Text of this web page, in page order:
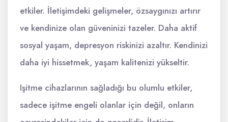
etkiler. İletişimdeki gelişmeler, özsaygınızı artırır
ve kendinize olan güveninizi tazeler. Daha aktif
sosyal yaşam, depresyon riskinizi azaltır. Kendinizi
daha iyi hissetmek, yaşam kalitenizi yükseltir.
Işitme cihazlarının sağladığı bu olumlu etkiler,
sadece işitme engeli olanlar için değil, onların